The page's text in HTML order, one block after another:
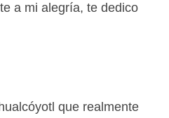
a mi alegría, te dedico
que realmente